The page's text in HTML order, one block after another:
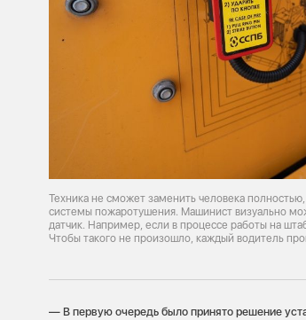
Техника не сможет заменить человека
системы пожаротушения. Машинист визуально
датчик. Например, если в процессе работы на
Чтобы такого не произошло, каждый водитель
— В первую очередь было принято решение